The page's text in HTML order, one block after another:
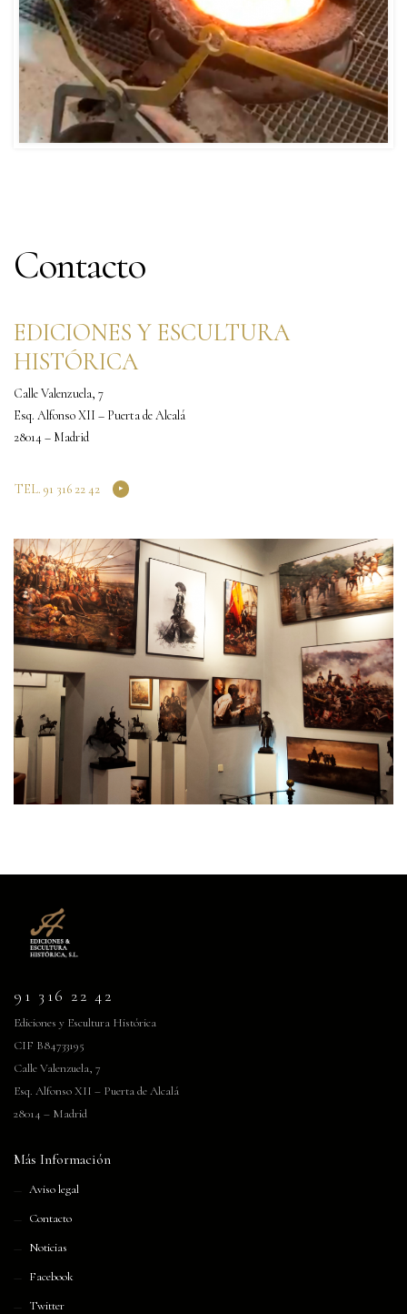
Contacto
EDICIONES Y ESCULTURA
HISTÓRICA
Calle Valenzuela, 7
Esq. Alfonso XII – Puerta de Alcalá
28014 – Madrid
TEL. 91 316 22 42
91 316 22 42
Ediciones y Escultura Histórica
CIF B84733195
Calle Valenzuela, 7
Esq. Alfonso XII – Puerta de Alcalá
28014 – Madrid
Más Información
Aviso legal
Contacto
Noticias
Facebook
Twitter